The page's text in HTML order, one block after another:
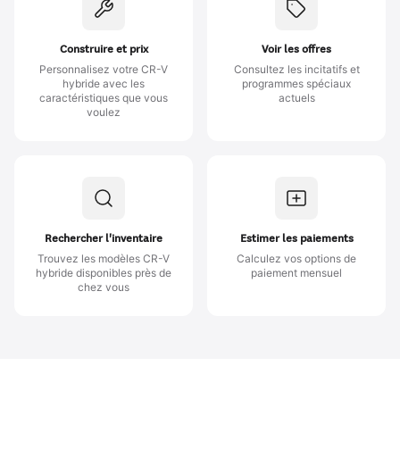
Construire et prix
Personnalisez votre CR-V
hybride avec les
caractéristiques que vous
voulez
Voir les offres
Consultez les incitatifs et
programmes spéciaux
actuels
Rechercher l'inventaire
Trouvez les modèles CR-V
hybride disponibles près de
chez vous
Estimer les paiements
Calculez vos options de
paiement mensuel